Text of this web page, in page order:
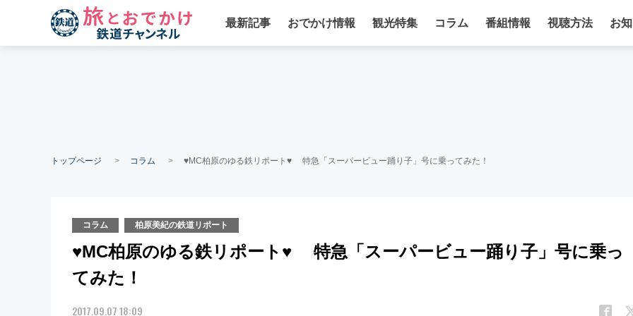
最新記事 おでかけ情報 観光特集 コラム 番組情報 視聴方法 お
トップページ コラム ♥MC柏原のゆる鉄リポート♥ 特急「スーパービュー踊り子」号に乗ってみた！
コラム 柏原美紀の鉄道リポート
♥MC柏原のゆる鉄リポート♥ 特急「スーパービュー踊り子」号に乗っ
てみた！
2017.09.07 18:09